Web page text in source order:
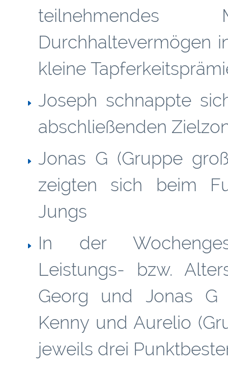
Durchhaltevermögen
kleine
Joseph schnappte
abschließenden
Jonas G (Gruppe
zeigten sich beim
Jungs
In der
Leistungs- bzw.
Georg und Jonas G
Kenny und Aurelio
jeweils drei